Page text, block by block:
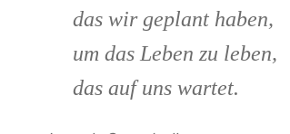
das wir geplant haben,
um das Leben zu leben,
das auf uns wartet.